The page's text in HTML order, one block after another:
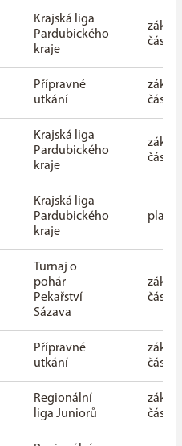
Krajská liga
Pardubického
kraje
část
Přípravné
utkání
část
Krajská liga
Pardubického
kraje
část
Krajská liga
Pardubického
kraje
Turnaj o
pohár
Pekařství
Sázava
část
Přípravné
utkání
část
Regionální
liga Juniorů
část